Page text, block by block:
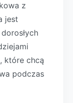
z
jest
które chcą
podczas